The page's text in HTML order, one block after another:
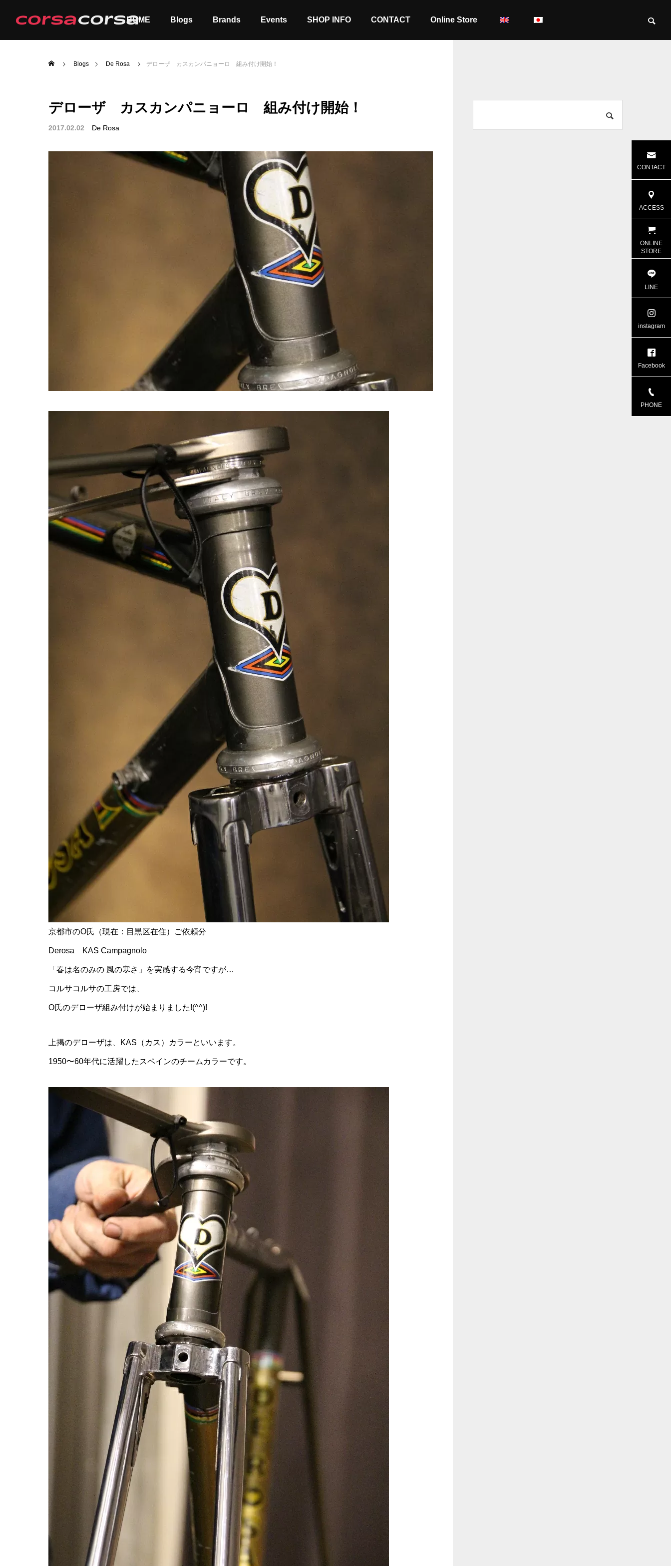
HOME Blogs Brands Events SHOP INFO CONTACT Online Store
ALL
Blogs De Rosa デローザ カスカンパニョーロ 組み付け開始！
デローザ カスカンパニョーロ 組み付け開始！
2017.02.02 De Rosa
京都市のO氏（現在：目黒区在住）ご依頼分
Derosa KAS Campagnolo
「春は名のみの 風の寒さ」を実感する今宵ですが…
コルサコルサの工房では、
O氏のデローザ組み付けが始まりました!(^^)!
上掲のデローザは、KAS（カス）カラーといいます。
1950〜60年代に活躍したスペインのチームカラーです。
CONTACT
ACCESS
ONLINE
STORE
LINE
instagram
Facebook
PHONE